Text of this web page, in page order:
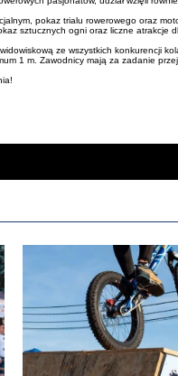
pokaz trialu rowerowego oraz
sztucznych ogni oraz liczne atrakcje
ze wszystkich konkurencji
1 m. Zawodnicy mają za zadanie